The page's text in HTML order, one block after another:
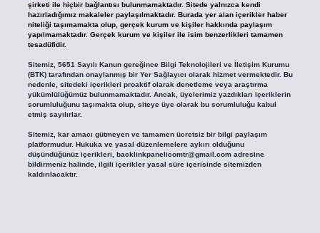
şirketi ile hiçbir bağlantısı bulunmamaktadır. Sitede yalnızca kendi
hazırladığımız makaleler paylaşılmaktadır. Burada yer alan içerikler haber
niteliği taşımamakta olup, gerçek kurum ve kişiler hakkında paylaşım
yapılmamaktadır. Gerçek kurum ve kişiler ile isim benzerlikleri tamamen
tesadüfidir.
Sitemiz, 5651 Sayılı Kanun gereğince Bilgi Teknolojileri ve İletişim Kurumu
(BTK) tarafından onaylanmış bir Yer Sağlayıcı olarak hizmet vermektedir. Bu
nedenle, sitedeki içerikleri proaktif olarak denetleme veya araştırma
yükümlülüğümüz bulunmamaktadır. Ancak, üyelerimiz yazdıkları içeriklerin
sorumluluğunu taşımakta olup, siteye üye olarak bu sorumluluğu kabul
etmiş sayılırlar.
Sitemiz, kar amacı gütmeyen ve tamamen ücretsiz bir bilgi paylaşım
platformudur. Hukuka ve yasal düzenlemelere aykırı olduğunu
düşündüğünüz içerikleri, backlinkpanelicomtr@gmail.comadresine
bildirmeniz halinde, ilgili içerikler yasal süre içerisinde sitemizden
kaldırılacaktır.